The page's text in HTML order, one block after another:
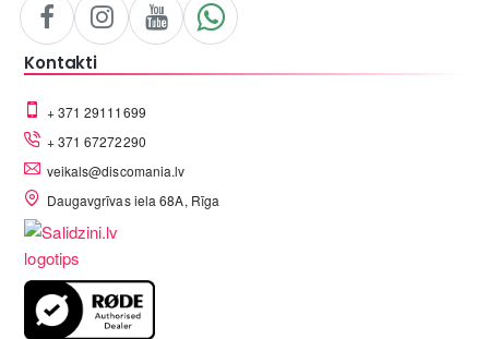
Kontakti
+ 371 29111699
+ 371 67272290
veikals@discomania.lv
Daugavgrīvas iela 68A, Rīga